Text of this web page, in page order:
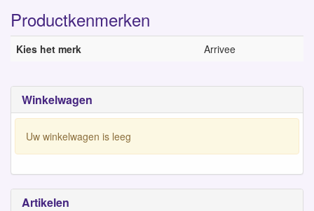
Winkelwagen
Uw winkelwagen is leeg
Artikelen
Productkenmerken
Kies het merk Arrivee